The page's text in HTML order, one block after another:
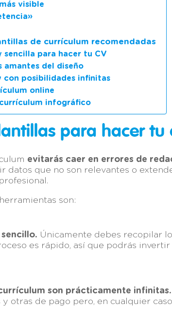
visible
de currículum recomendadas
sencilla para hacer tu CV
amantes del diseño
con posibilidades infinitas
online
infográfico
para hacer tu
evitarás caer en errores de
datos que no son relevantes o
son:
Únicamente debes recopilar
es rápido, así que podrás
son prácticamente infinitas.
otras de pago pero, en cualquier